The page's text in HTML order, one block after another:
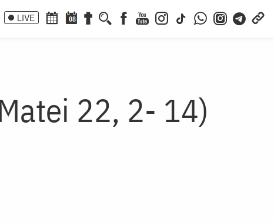
LIVE 08
22, 2- 14)